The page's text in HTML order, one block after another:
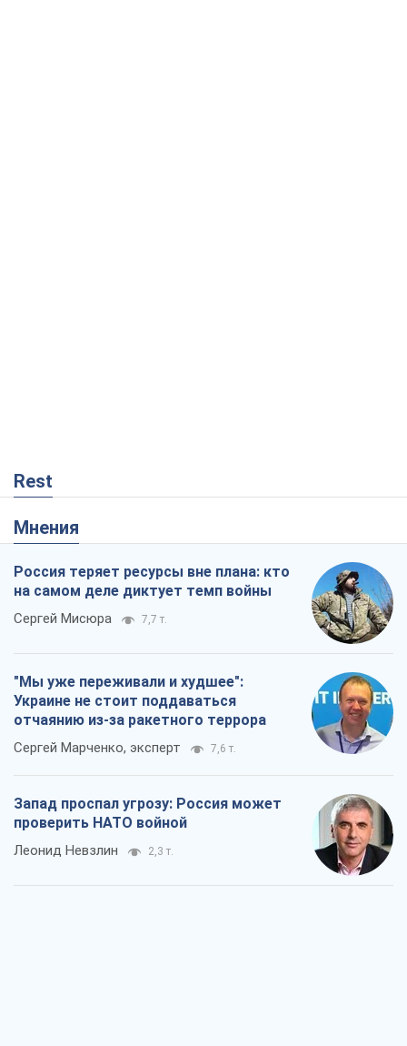
Rest
Мнения
Россия теряет ресурсы вне плана: кто
на самом деле диктует темп войны
Сергей Мисюра 7,7 т.
"Мы уже переживали и худшее":
Украине не стоит поддаваться
отчаянию из-за ракетного террора
Сергей Марченко, эксперт 7,6 т.
Запад проспал угрозу: Россия может
проверить НАТО войной
Леонид Невзлин 2,3 т.